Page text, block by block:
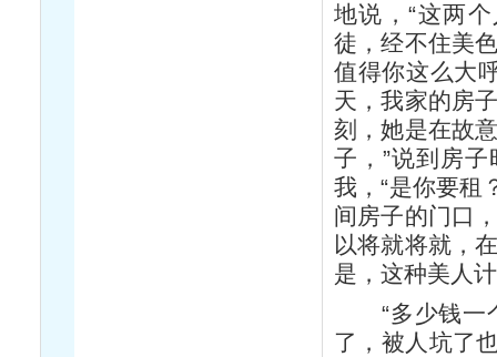
地说，“这两
徒，经不住美
值得你这么大
天，我家的房
刻，她是在故
子，”说到房
我，“是你要租
间房子的门口
以将就将就，
是，这种美人
“多少钱一个
了，被人坑了